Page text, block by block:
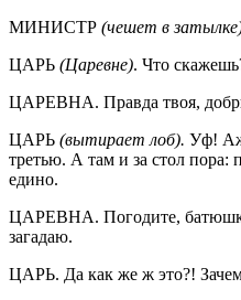
МИНИСТР (чешет в
ЦАРЬ (Царевне). Что
ЦАРЕВНА. Правда твоя,
ЦАРЬ (вытирает лоб). Уф!
третью. А там и за стол
едино.
ЦАРЕВНА. Погодите,
загадаю.
ЦАРЬ. Да как же ж это?! Зачем